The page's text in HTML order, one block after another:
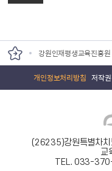
새창 강원인재평생교육진흥
개인정보처리방침 저작
(26235)강원특별차치
교
TEL. 033-